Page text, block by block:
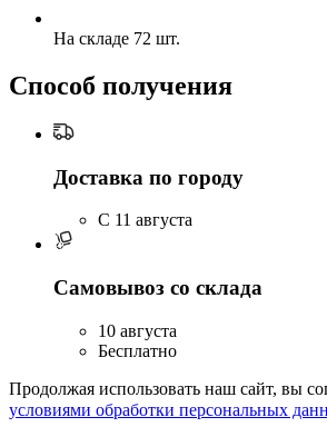
На складе 72 шт.
Способ получения
Доставка по городу
C 11 августа
Самовывоз со склада
10 августа
Бесплатно
Продолжая использовать наш сайт, вы
условиями обработки персональных